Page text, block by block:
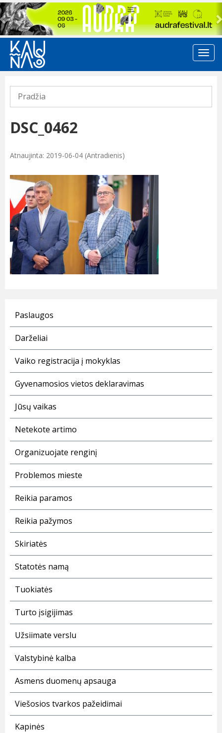
Previous
Pradžia
DSC_0462
Atnaujinta: 2019-06-04 (Antradienis)
Paslaugos
Darželiai
Vaiko registracija į mokyklas
Gyvenamosios vietos deklaravimas
Jūsų vaikas
Netekote artimo
Organizuojate renginį
Problemos mieste
Reikia paramos
Reikia pažymos
Skiriatės
Statotės namą
Tuokiatės
Turto įsigijimas
Užsiimate verslu
Valstybinė kalba
Asmens duomenų apsauga
Viešosios tvarkos pažeidimai
Kapinės